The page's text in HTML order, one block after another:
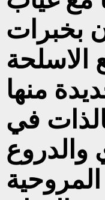
بخبرات
الاسلحة
منها
في
والدروع